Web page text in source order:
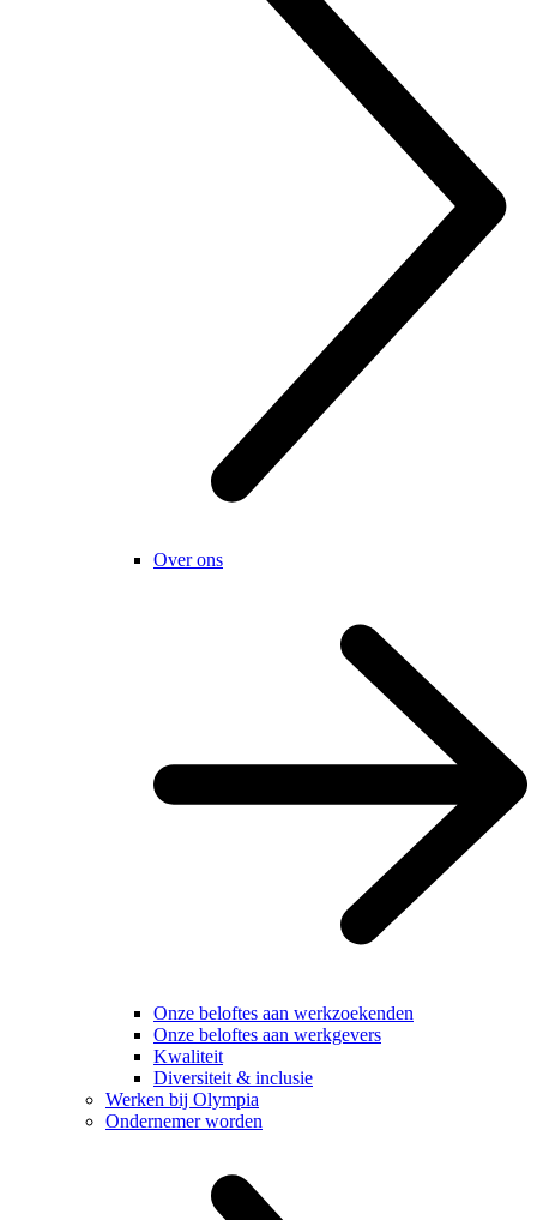
Over ons
Onze beloftes aan werkzoekenden
Onze beloftes aan werkgevers
Kwaliteit
Diversiteit & inclusie
Werken bij Olympia
Ondernemer worden